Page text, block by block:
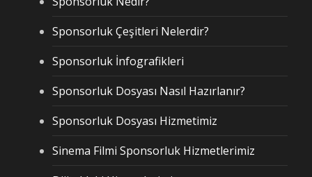
Sponsorluk Çeşitleri Nelerdir?
Sponsorluk İnfografikleri
Sponsorluk Dosyası Nasıl Hazırlanır?
Sponsorluk Dosyası Hizmetimiz
Sinema Filmi Sponsorluk Hizmetlerimiz